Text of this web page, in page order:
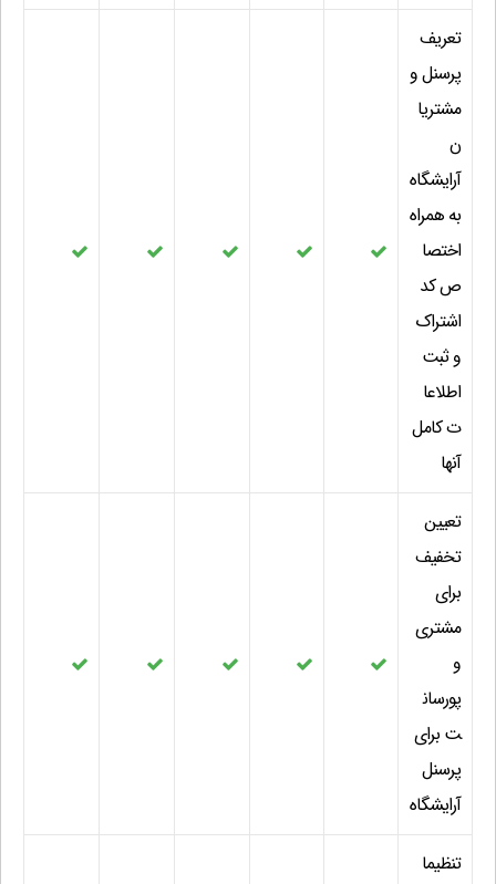
تعریف
پرسنل و
مشتریا
ن
آرایشگاه
به همراه
اختصا
ص کد
اشتراک
و ثبت
اطلاعا
ت کامل
آنها
تعیین
تخفیف
برای
مشتری
و
پورسان
ت برای
پرسنل
آرایشگاه
تنظیما